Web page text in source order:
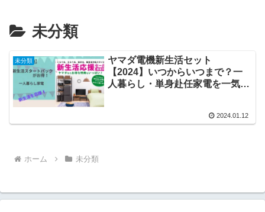
未分類
未分類
ヤマダ電機新生活セット
【2024】いつからいつまで？一
人暮らし・単身赴任家電を一気に
2024.01.12
ホーム 未分類